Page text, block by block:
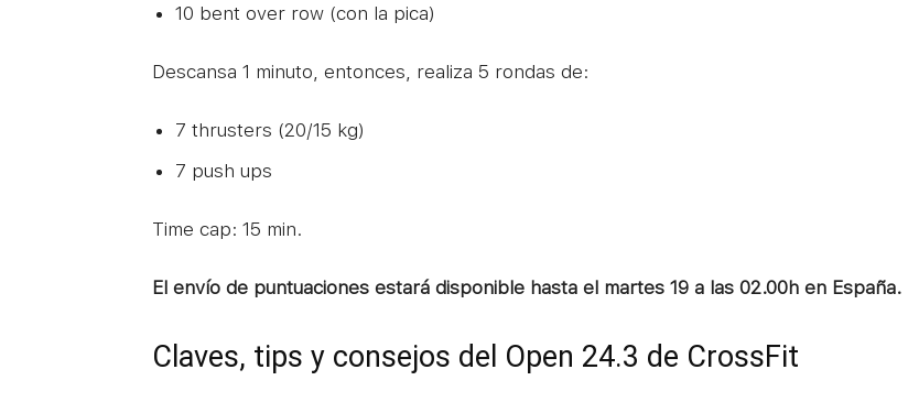
10 bent over row (con la pica)
Descansa 1 minuto, entonces, realiza 5 rondas de:
7 thrusters (20/15 kg)
7 push ups
Time cap: 15 min.
El envío de puntuaciones estará disponible hasta el martes 19 a las 02.00h en España.
Claves, tips y consejos del Open 24.3 de CrossFit